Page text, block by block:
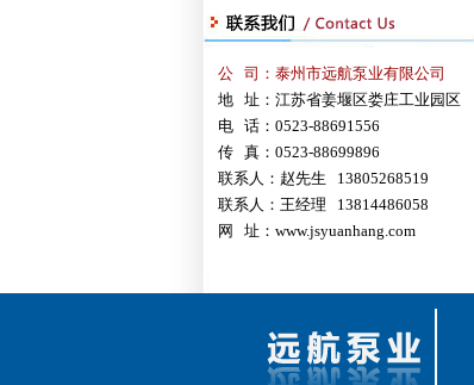
公 司：泰州市远航泵业有限公司
地 址：江苏省姜堰区娄庄工业园区
电 话：0523-88691556
传 真：0523-88699896
联系人：赵先生 13805268519
联系人：王经理 13814486058
网 址： www.jsyuanhang.com